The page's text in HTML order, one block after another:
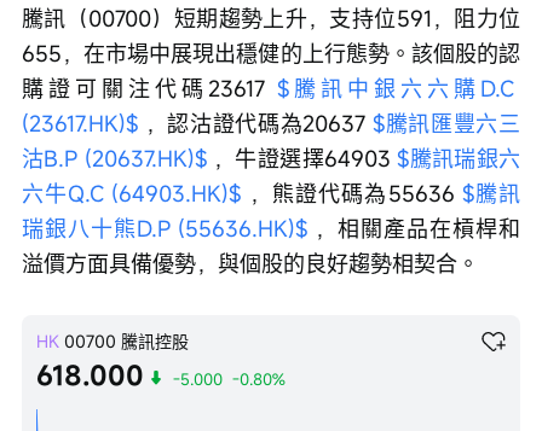
騰訊（00700）短期趨勢上升，支持位591，阻力位
655，在市場中展現出穩健的上行態勢。該個股的認
購證可關注代碼23617 $騰訊中銀六六購D.C
(23617.HK)$ ，認沽證代碼為20637 $騰訊匯豐六三
沽B.P (20637.HK)$ ，牛證選擇64903 $騰訊瑞銀六
六牛Q.C (64903.HK)$ ，熊證代碼為55636 $騰訊
瑞銀八十熊D.P (55636.HK)$ ，相關產品在槓桿和
溢價方面具備優勢，與個股的良好趨勢相契合。
HK 00700 騰訊控股
618.000 -5.000 -0.80%